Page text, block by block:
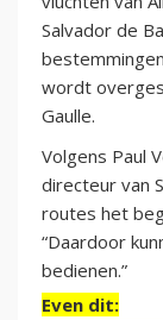
Salvador de
wordt
Gaulle.
Volgens Paul
directeur van
routes het
“Daardoor
bedienen.”
Even dit: